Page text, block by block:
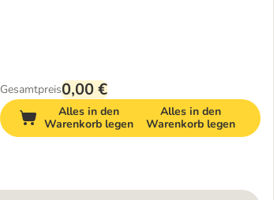
Gesamtpreis0,00 €
Alles in den
Warenkorb legen
Alles in den
Warenkorb legen